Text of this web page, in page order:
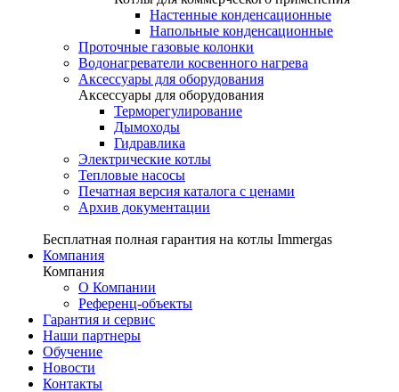
Настенные конденсационные
Напольные конденсационные
Проточные газовые колонки
Водонагреватели косвенного нагрева
Аксессуары для оборудования
Аксессуары для оборудования
Терморегулирование
Дымоходы
Гидравлика
Электрические котлы
Тепловые насосы
Печатная версия каталога с ценами
Архив документации
Бесплатная полная гарантия на котлы Immergas
Компания
Компания
О Компании
Референц-объекты
Гарантия и сервис
Наши партнеры
Обучение
Новости
Контакты